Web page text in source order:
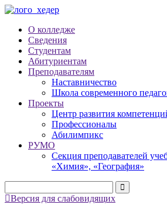
О колледже
Сведения
Студентам
Абитуриентам
Преподавателям
Наставничество
Школа современного
Проекты
Центр развития
Профессионалы
Абилимпикс
РУМО
Секция преподавателей
«Химия», «География»
Версия для слабовидящих